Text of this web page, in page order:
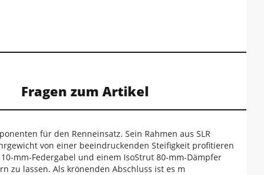
Fragen zum Artikel
für den Renneinsatz. Sein Rahmen aus SLR
von einer beeindruckenden Steifigkeit profitieren
mm-Federgabel und einem IsoStrut 80-mm-Dämpfer
zu lassen. Als krönenden Abschluss ist es m